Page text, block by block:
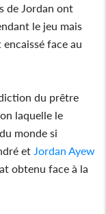
de Jordan ont
le jeu mais
face au
du prêtre
laquelle le
monde si
et Jordan Ayew
obtenu face à la